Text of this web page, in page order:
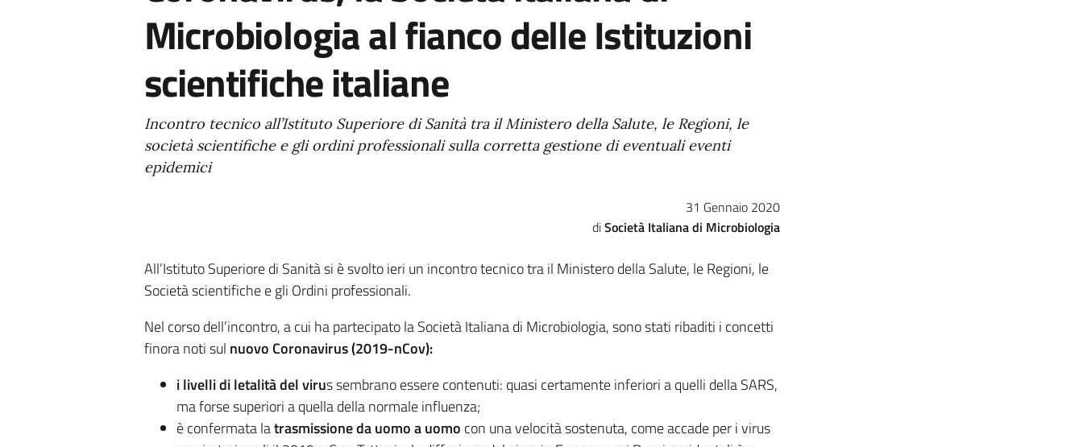
Microbiologia al fianco delle Istituzioni
scientifiche italiane
Incontro tecnico all’Istituto Superiore di Sanità tra il Ministero della Salute, le Regioni, le
società scientifiche e gli ordini professionali sulla corretta gestione di eventuali eventi
epidemici
31 Gennaio 2020
Società Italiana di Microbiologia
All’Istituto Superiore di Sanità si è svolto ieri un incontro tecnico tra il Ministero della Salute, le Regioni, le
Società scientifiche e gli Ordini professionali.
Nel corso dell’incontro, a cui ha partecipato la Società Italiana di Microbiologia, sono stati ribaditi i concetti
finora noti sul nuovo Coronavirus (2019-nCov):
i livelli di letalità del virus sembrano essere contenuti: quasi certamente inferiori a quelli della SARS,
ma forse superiori a quella della normale influenza;
è confermata latrasmissione da uomo a uomo con una velocità sostenuta, come accade per i virus